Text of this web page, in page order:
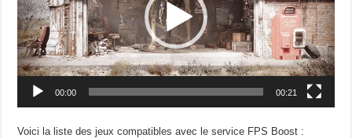
00:00 00:21
Voici la liste des jeux compatibles avec le service FPS Boost :